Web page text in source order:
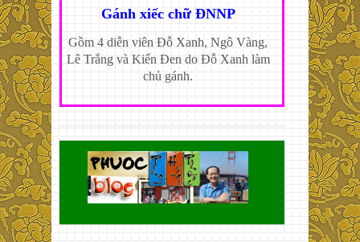
Gánh xiếc chữ ĐNNP
Gồm 4 diễn viên Đỗ Xanh, Ngô Vàng,
Lê Trắng và Kiến Đen do Đỗ Xanh làm
chủ gánh.